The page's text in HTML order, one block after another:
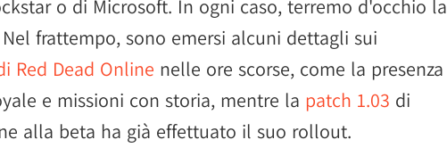
o di Microsoft. In ogni caso, terremo d'occhio la
frattempo, sono emersi alcuni dettagli sui
Red Dead Online nelle ore scorse, come la presenza
e missioni con storia, mentre la patch 1.03 di
alla beta ha già effettuato il suo rollout.